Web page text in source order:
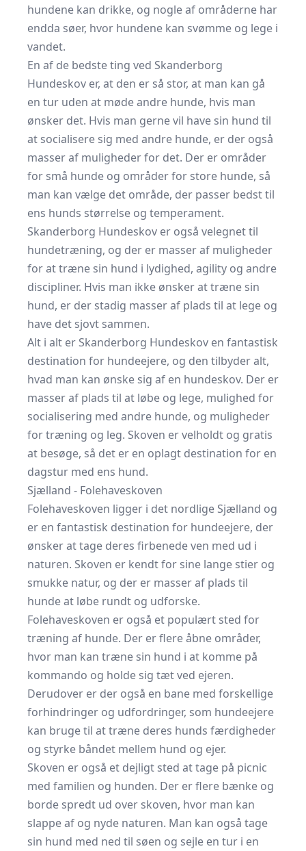
hundene kan drikke, og nogle af områderne har
endda søer, hvor hundene kan svømme og lege i
vandet.
En af de bedste ting ved Skanderborg
Hundeskov er, at den er så stor, at man kan gå
en tur uden at møde andre hunde, hvis man
ønsker det. Hvis man gerne vil have sin hund til
at socialisere sig med andre hunde, er der også
masser af muligheder for det. Der er områder
for små hunde og områder for store hunde, så
man kan vælge det område, der passer bedst til
ens hunds størrelse og temperament.
Skanderborg Hundeskov er også velegnet til
hundetræning, og der er masser af muligheder
for at træne sin hund i lydighed, agility og andre
discipliner. Hvis man ikke ønsker at træne sin
hund, er der stadig masser af plads til at lege og
have det sjovt sammen.
Alt i alt er Skanderborg Hundeskov en fantastisk
destination for hundeejere, og den tilbyder alt,
hvad man kan ønske sig af en hundeskov. Der er
masser af plads til at løbe og lege, mulighed for
socialisering med andre hunde, og muligheder
for træning og leg. Skoven er velholdt og gratis
at besøge, så det er en oplagt destination for en
dagstur med ens hund.
Sjælland - Folehaveskoven
Folehaveskoven ligger i det nordlige Sjælland og
er en fantastisk destination for hundeejere, der
ønsker at tage deres firbenede ven med ud i
naturen. Skoven er kendt for sine lange stier og
smukke natur, og der er masser af plads til
hunde at løbe rundt og udforske.
Folehaveskoven er også et populært sted for
træning af hunde. Der er flere åbne områder,
hvor man kan træne sin hund i at komme på
kommando og holde sig tæt ved ejeren.
Derudover er der også en bane med forskellige
forhindringer og udfordringer, som hundeejere
kan bruge til at træne deres hunds færdigheder
og styrke båndet mellem hund og ejer.
Skoven er også et dejligt sted at tage på picnic
med familien og hunden. Der er flere bænke og
borde spredt ud over skoven, hvor man kan
slappe af og nyde naturen. Man kan også tage
sin hund med ned til søen og sejle en tur i en